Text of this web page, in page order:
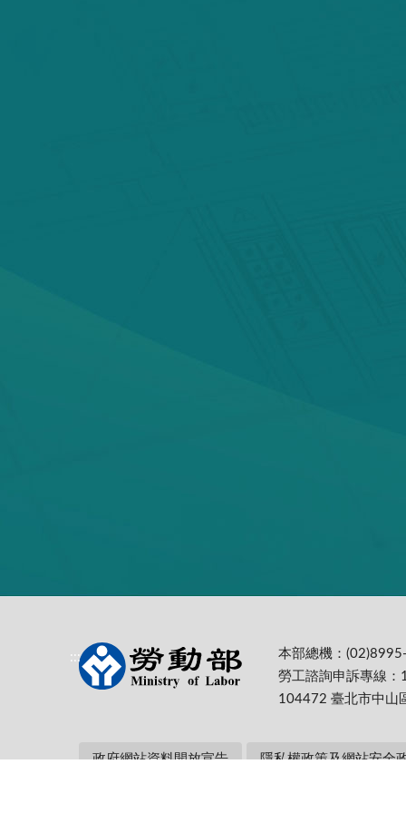
:::
本部總機：
勞工諮詢申訴專線：
104472 臺北市中山
政府網站資料開放宣告 隱私權政策及網站安全